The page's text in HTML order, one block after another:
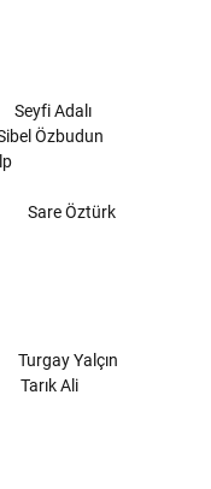
Seyfi Adalı
Özbudun
Sare Öztürk
Turgay Yalçın
Tarık Ali